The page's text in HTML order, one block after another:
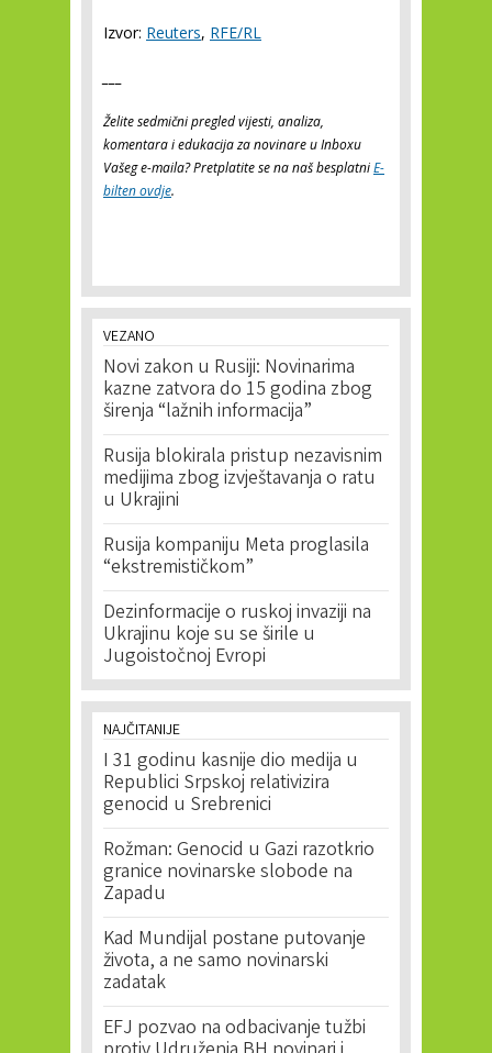
Izvor: Reuters, RFE/RL
Želite sedmični pregled vijesti, analiza,
komentara i edukacija za novinare u Inboxu
Vašeg e-maila? Pretplatite se na naš besplatniE-
bilten ovdje.
VEZANO
Novi zakon u Rusiji: Novinarima
kazne zatvora do 15 godina zbog
širenja “lažnih informacija”
Rusija blokirala pristup nezavisnim
medijima zbog izvještavanja o ratu
u Ukrajini
Rusija kompaniju Meta proglasila
“ekstremističkom”
Dezinformacije o ruskoj invaziji na
Ukrajinu koje su se širile u
Jugoistočnoj Evropi
NAJČITANIJE
I 31 godinu kasnije dio medija u
Republici Srpskoj relativizira
genocid u Srebrenici
Rožman: Genocid u Gazi razotkrio
granice novinarske slobode na
Zapadu
Kad Mundijal postane putovanje
života, a ne samo novinarski
zadatak
EFJ pozvao na odbacivanje tužbi